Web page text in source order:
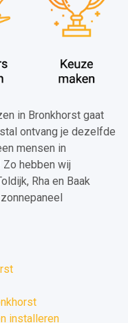
in Bronkhorst gaat
ontvang je dezelfde
mensen in
Zo hebben wij
Rha en Baak
installeren